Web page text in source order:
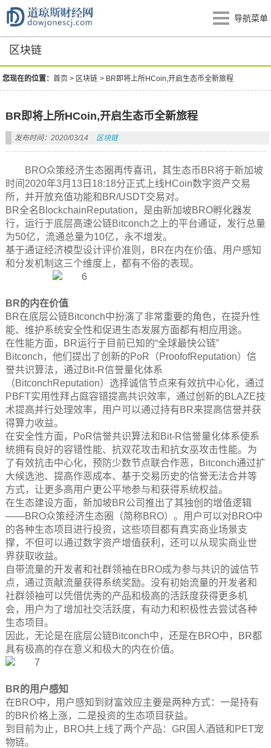
导航菜单
区块链
您现在的位置：首页 > 区块链 > BR即将上所HCoin,开启生态币全新旅程
BR即将上所HCoin,开启生态币全新旅程
发布时间：2020/03/14 区块链
BRO众策经济生态圈再传喜讯，其生态币BR将于新加坡
时间2020年3月13日18:18分正式上线HCoin数字资产交易
所，并开放充值功能和BR/USDT交易对。
BR全名BlockchainReputation，是由新加坡BRO孵化器发
行，运行于底层高速公链Bitconch之上的平台通证，发行总量
为50亿，流通总量为10亿，永不增发。
基于通证经济模型设计评价准则，BR在内在价值、用户感知
和分发机制这三个维度上，都有不俗的表现。
BR的内在价值
BR在底层公链Bitconch中扮演了非常重要的角色，在提升性
能、维护系统安全性和促进生态发展方面都有相应用途。
在性能方面，BR运行于目前已知的“全球最快公链”
Bitconch，他们提出了创新的PoR（ProofofReputation）信
誉共识算法，通过Bit-R信誉量化体系
（BitconchReputation）选择诚信节点来有效抗中心化，通过
PBFT实用性拜占庭容错提高共识效率，通过创新的BLAZE技
术提高并行处理效率，用户可以通过持有BR来提高信誉并获
得算力收益。
在安全性方面，PoR信誉共识算法和Bit-R信誉量化体系使系
统拥有良好的容错性能、抗双花攻击和抗女巫攻击性能。为
了有效抗击中心化，预防少数节点联合作恶，Bitconch通过扩
大候选池、提高作恶成本、基于交易历史的信誉无法合并等
方式，让更多高用户更公平地参与和获得系统权益。
在生态建设方面，新加坡BR公司推出了其独创的增值逻辑
——BRO众策经济生态圈（简称BRO）。用户可以对BRO中
的各种生态项目进行投资，这些项目都有真实商业场景支
撑，不但可以通过数字资产增值获利，还可以从现实商业世
界获取收益。
自带流量的开发者和社群领袖在BRO成为参与共识的诚信节
点，通过贡献流量获得系统奖励。没有初始流量的开发者和
社群领袖可以凭借优秀的产品和极高的活跃度获得更多机
会，用户为了增加社交活跃度，有动力和积极性去尝试各种
生态项目。
因此，无论是在底层公链Bitconch中，还是在BRO中，BR都
具有极高的存在意义和极大的内在价值。
BR的用户感知
在BRO中，用户感知到财富效应主要是两种方式：一是持有
的BR价格上涨，二是投资的生态项目获益。
到目前为止，BRO共上线了两个产品：GR国人酒链和PET宠
物链。